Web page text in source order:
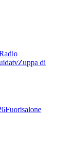
Zuppa di
Fuorisalone